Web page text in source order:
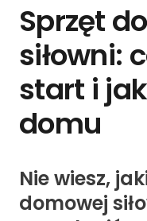
Sprzęt
siłowni:
start i
domu
Nie wiesz,
domowej